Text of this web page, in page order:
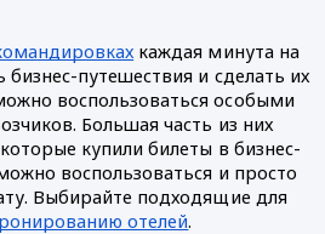
каждая минута на
бизнес-путешествия и сделать их
воспользоваться особыми
Большая часть из них
купили билеты в бизнес-
воспользоваться и просто
Выбирайте подходящие для
отелей.